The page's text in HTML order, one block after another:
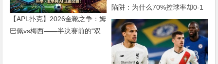
【APL扑克】2026金靴之争：姆
巴佩vs梅西——半决赛前的“双
陷阱：为什么70%控球率却0-1
输球，现代足球早已不是“球权
游戏”